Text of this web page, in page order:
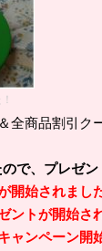
全商品割引ク
、プレゼン
始されました
トが開始され
ンペーン開始